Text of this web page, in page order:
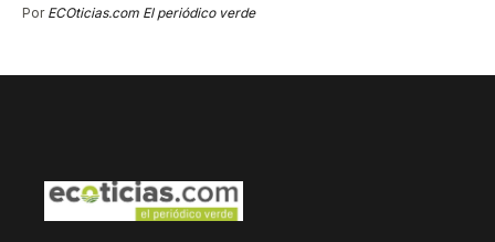
Por ECOticias.com El periódico verde